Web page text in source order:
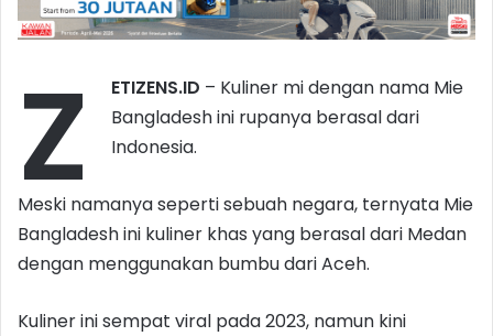
Z ETIZENS.ID – Kuliner mi dengan nama Mie
Bangladesh ini rupanya berasal dari
Indonesia.
Meski namanya seperti sebuah negara, ternyata Mie
Bangladesh ini kuliner khas yang berasal dari Medan
dengan menggunakan bumbu dari Aceh.
Kuliner ini sempat viral pada 2023, namun kini